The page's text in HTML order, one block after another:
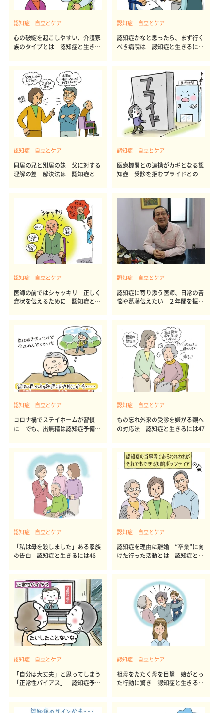
認知症 自立とケア
心の破綻を起こしやすい、介護家
族のタイプとは 認知症と生きる
認知症 自立とケア
認知症かなと思ったら、まず行く
べき病院は 認知症と生きるには
認知症 自立とケア
同居の兄と別居の妹 父に対する
理解の差 解決法は 認知症と生
認知症 自立とケア
医療機関との連携がカギとなる認
知症 受診を拒むプライドとの向
認知症 自立とケア
医師の前ではシャッキリ 正しく
症状を伝えるために 認知症と生
認知症 自立とケア
認知症に寄り添う医師、日常の苦
悩や葛藤伝えたい ２年間を振り
認知症 自立とケア
コロナ禍でステイホームが習慣
に でも、出無精は認知症予備軍
認知症 自立とケア
もの忘れ外来の受診を嫌がる親へ
の対応法 認知症と生きるには47
認知症 自立とケア
「私は母を殺しました」ある家族
の告白 認知症と生きるには46
認知症 自立とケア
認知症を理由に離婚 “卒業”に向
けた行った活動とは 認知症と生
認知症 自立とケア
「自分は大丈夫」と思ってしまう
「正常性バイアス」 認知症予防
認知症 自立とケア
祖母をたたく母を目撃 娘がとっ
た行動に驚き 認知症と生きるに